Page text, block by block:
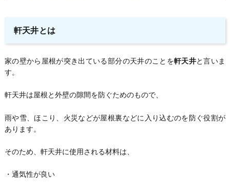
軒天井とは
家の壁から屋根が突き出ている部分の天井のことを軒天井と言いま
す。
軒天井は屋根と外壁の隙間を防ぐためのもので、
雨や雪、ほこり、火災などが屋根裏などに入り込むのを防ぐ役割が
あります。
そのため、軒天井に使用される材料は、
・通気性が良い